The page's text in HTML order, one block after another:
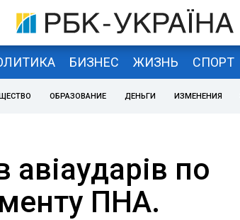
БИЗНЕС ЖИЗНЬ СПОРТ
ОБРАЗОВАНИЕ ДЕНЬГИ ИЗМЕНЕНИЯ
авіаударів по
ПНА.